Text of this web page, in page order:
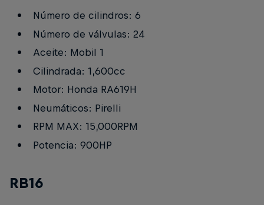
Número de cilindros: 6
Número de válvulas: 24
Aceite: Mobil 1
Cilindrada: 1,600cc
Motor: Honda RA619H
Neumáticos: Pirelli
RPM MAX: 15,000RPM
Potencia: 900HP
RB16